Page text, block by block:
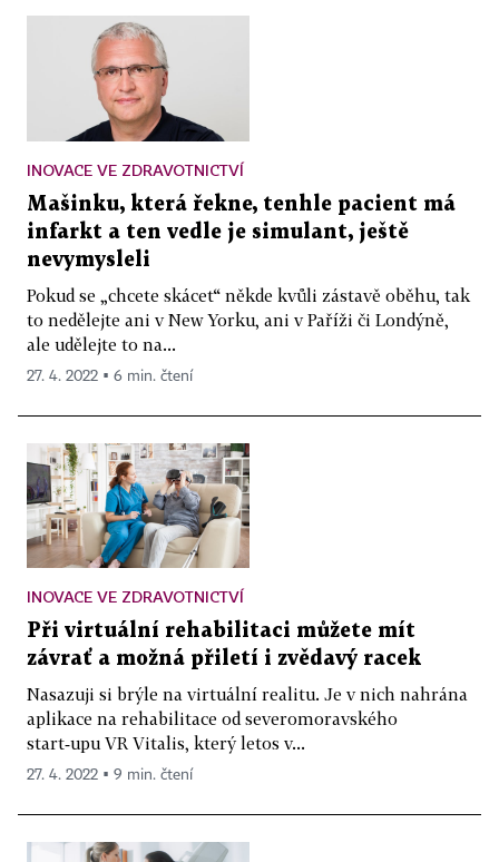
INOVACE VE ZDRAVOTNICTVÍ
Mašinku, která řekne, tenhle pacient má
infarkt a ten vedle je simulant, ještě
nevymysleli
Pokud se „chcete skácet“ někde kvůli zástavě oběhu, tak
to nedělejte ani v New Yorku, ani v Paříži či Londýně,
ale udělejte to na...
27. 4. 2022 ▪ 6 min. čtení
INOVACE VE ZDRAVOTNICTVÍ
Při virtuální rehabilitaci můžete mít
závrať a možná přiletí i zvědavý racek
Nasazuji si brýle na virtuální realitu. Je v nich nahrána
aplikace na rehabilitace od severomoravského
start‑upu VR Vitalis, který letos v...
27. 4. 2022 ▪ 9 min. čtení